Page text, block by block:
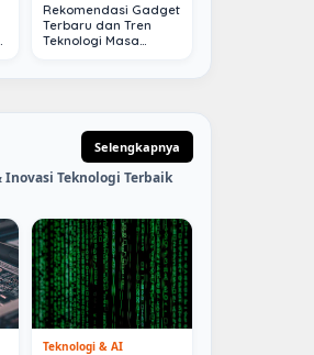
Rekomendasi Gadget
Terbaru dan Tren
Teknologi Masa
Selengkapnya
Inovasi Teknologi Terbaik
Teknologi & AI